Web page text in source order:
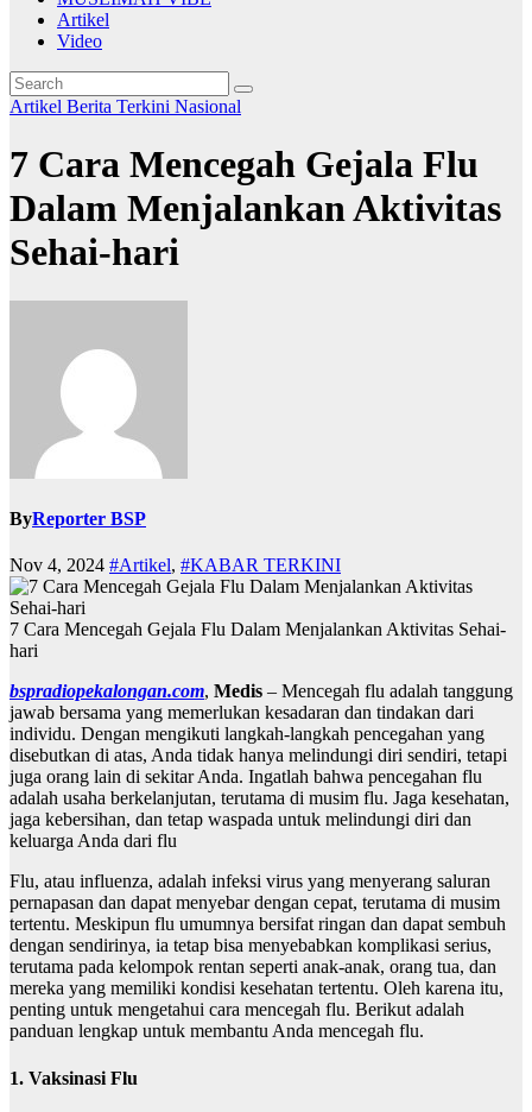
Artikel
Video
Artikel Berita Terkini Nasional
7 Cara Mencegah Gejala Flu
Dalam Menjalankan Aktivitas
Sehai-hari
ByReporter BSP
Nov 4, 2024 #Artikel, #KABAR TERKINI
7 Cara Mencegah Gejala Flu Dalam Menjalankan Aktivitas Sehai-
hari
bspradiopekalongan.com, Medis – Mencegah flu adalah tanggung
jawab bersama yang memerlukan kesadaran dan tindakan dari
individu. Dengan mengikuti langkah-langkah pencegahan yang
disebutkan di atas, Anda tidak hanya melindungi diri sendiri, tetapi
juga orang lain di sekitar Anda. Ingatlah bahwa pencegahan flu
adalah usaha berkelanjutan, terutama di musim flu. Jaga kesehatan,
jaga kebersihan, dan tetap waspada untuk melindungi diri dan
keluarga Anda dari flu
Flu, atau influenza, adalah infeksi virus yang menyerang saluran
pernapasan dan dapat menyebar dengan cepat, terutama di musim
tertentu. Meskipun flu umumnya bersifat ringan dan dapat sembuh
dengan sendirinya, ia tetap bisa menyebabkan komplikasi serius,
terutama pada kelompok rentan seperti anak-anak, orang tua, dan
mereka yang memiliki kondisi kesehatan tertentu. Oleh karena itu,
penting untuk mengetahui cara mencegah flu. Berikut adalah
panduan lengkap untuk membantu Anda mencegah flu.
1. Vaksinasi Flu